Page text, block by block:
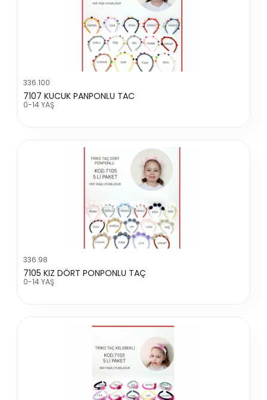
336.100
7107 KUCUK PANPONLU TAC
0-14 YAŞ
336.98
7105 KIZ DÖRT PONPONLU TAÇ
0-14 YAŞ